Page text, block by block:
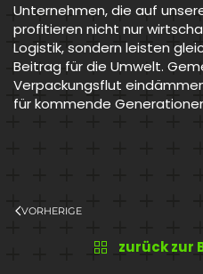
Unternehmen, die auf
profitieren nicht nur
Logistik, sondern leisten
Beitrag für die Umwelt.
Verpackungsflut
für kommende
VORHERIGE
zurück zur